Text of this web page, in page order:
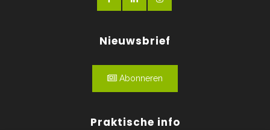
Nieuwsbrief
Abonneren
Praktische info